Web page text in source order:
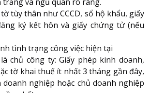
tùy thân như CCCD, sổ hộ khẩu, giấy
ký kết hôn và giấy chứng tử (nếu
tình trạng công việc hiện tại
chủ công ty: Giấy phép kinh doanh,
tờ khai thuế ít nhất 3 tháng gần đây,
nghiệp hoặc chủ doanh nghiệp